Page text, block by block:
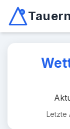
Unabhängiger
Letzte